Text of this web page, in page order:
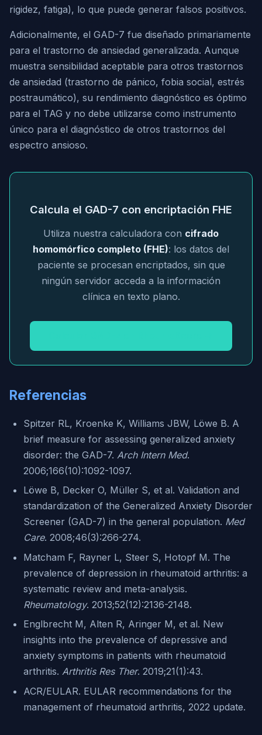
rigidez, fatiga), lo que puede generar falsos positivos.
Adicionalmente, el GAD-7 fue diseñado primariamente
para el trastorno de ansiedad generalizada. Aunque
muestra sensibilidad aceptable para otros trastornos
de ansiedad (trastorno de pánico, fobia social, estrés
postraumático), su rendimiento diagnóstico es óptimo
para el TAG y no debe utilizarse como instrumento
único para el diagnóstico de otros trastornos del
espectro ansioso.
Calcula el GAD-7 con encriptación FHE
Utiliza nuestra calculadora con cifrado
homomórfico completo (FHE): los datos del
paciente se procesan encriptados, sin que
ningún servidor acceda a la información
clínica en texto plano.
Referencias
Spitzer RL, Kroenke K, Williams JBW, Löwe B. A
brief measure for assessing generalized anxiety
disorder: the GAD-7. Arch Intern Med.
2006;166(10):1092-1097.
Löwe B, Decker O, Müller S, et al. Validation and
standardization of the Generalized Anxiety Disorder
Screener (GAD-7) in the general population. Med
Care. 2008;46(3):266-274.
Matcham F, Rayner L, Steer S, Hotopf M. The
prevalence of depression in rheumatoid arthritis: a
systematic review and meta-analysis.
Rheumatology. 2013;52(12):2136-2148.
Englbrecht M, Alten R, Aringer M, et al. New
insights into the prevalence of depressive and
anxiety symptoms in patients with rheumatoid
arthritis. Arthritis Res Ther. 2019;21(1):43.
ACR/EULAR. EULAR recommendations for the
management of rheumatoid arthritis, 2022 update.